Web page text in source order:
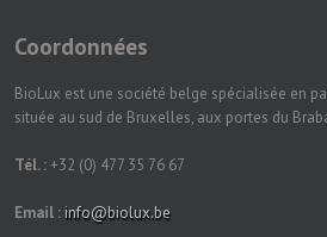
Coordonnées
BioLux est une société belge spécialisée en
située au sud de Bruxelles, aux portes du
Tél. :+32 (0) 477 35 76 67
Email : info@biolux.be